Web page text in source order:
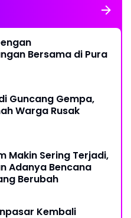
Bersama di Pura
Guncang Gempa,
Warga Rusak
Makin Sering Terjadi,
Adanya Bencana
Berubah
Kembali